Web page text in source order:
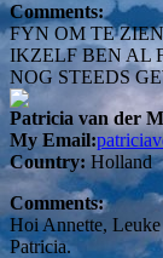
Comments:
FYN OM TE
IKZELF BEN AL
NOG STEEDS
Patricia van der
My Email:
Country: Holland
Comments:
Hoi Annette,
Patricia.